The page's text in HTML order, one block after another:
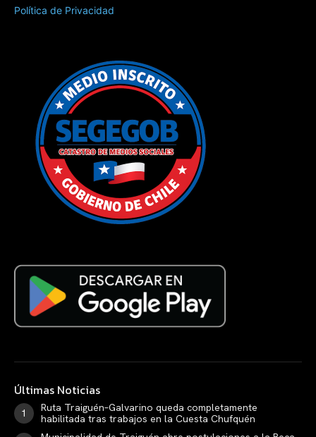
Política de Privacidad
Últimas Noticias
Ruta Traiguén–Galvarino queda completamente
habilitada tras trabajos en la Cuesta Chufquén